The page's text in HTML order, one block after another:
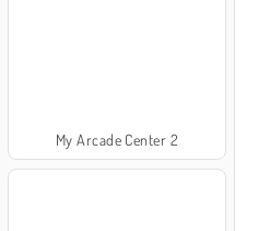
My Arcade Center 2